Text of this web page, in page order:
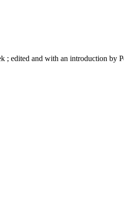
; edited and with an introduction by